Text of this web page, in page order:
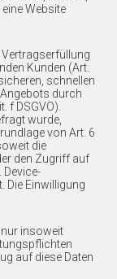
Website
Kunden (Art.
schnellen
durch
f DSGVO).
wurde,
von Art. 6
die
den Zugriff auf
Device-
Die Einwilligung
nur insoweit
auf diese Daten